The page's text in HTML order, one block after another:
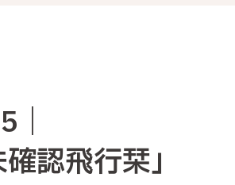
認飛行栞」